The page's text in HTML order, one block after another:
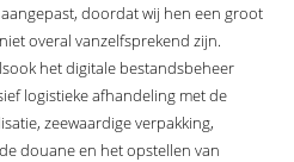
doordat wij hen een groot
overal vanzelfsprekend zijn.
het digitale bestandsbeheer
logistieke afhandeling met de
zeewaardige verpakking,
douane en het opstellen van